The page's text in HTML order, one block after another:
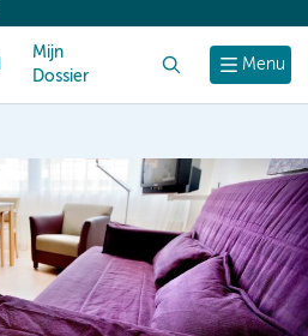
Menu
Mijn
Dossier